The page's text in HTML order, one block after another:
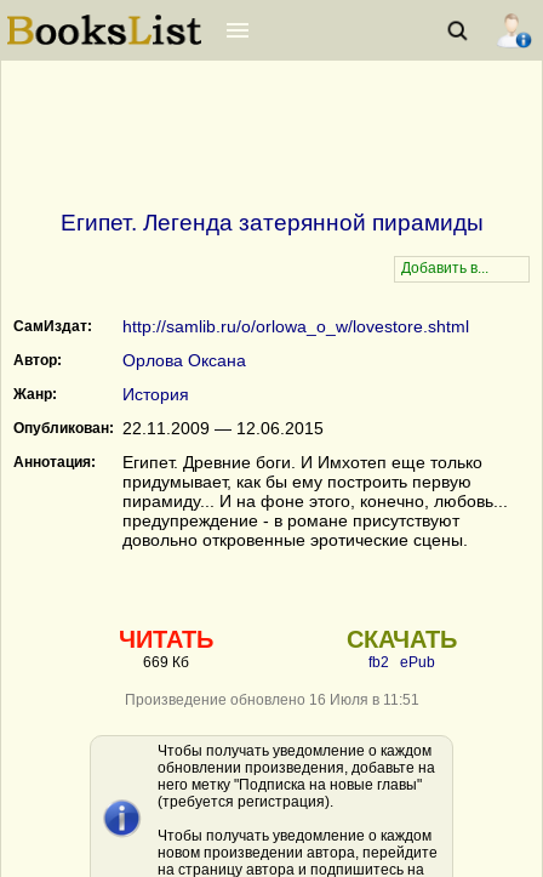
Египет. Легенда затерянной пирамиды
СамИздат: http://samlib.ru/o/orlowa_o_w/lovestore.shtml
Автор: Орлова Оксана
Жанр: История
Опубликован: 22.11.2009 — 12.06.2015
Аннотация:
Египет. Древние боги. И Имхотеп еще только
придумывает, как бы ему построить первую
пирамиду... И на фоне этого, конечно, любовь...
предупреждение - в романе присутствуют
довольно откровенные эротические сцены.
ЧИТАТЬ
669 Кб
СКАЧАТЬ
fb2 ePub
Произведение обновлено 16 Июля в 11:51
Чтобы получать уведомление о каждом
обновлении произведения, добавьте на
него метку "Подписка на новые главы"
(требуется регистрация).
Чтобы получать уведомление о каждом
новом произведении автора, перейдите
на страницу автора и подпишитесь на